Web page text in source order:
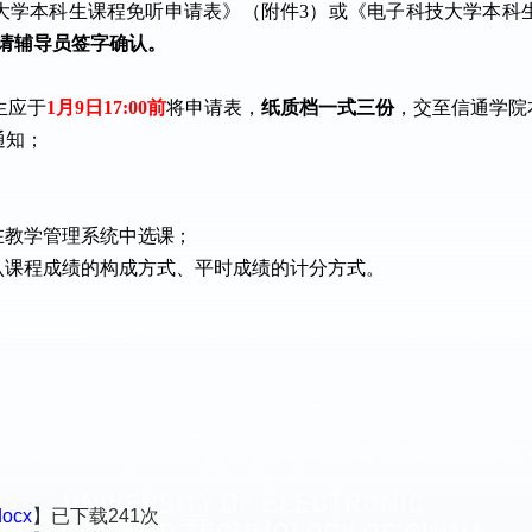
学本科生课程免听申请表》（附件3）或《电子科技大学本科
辅导员签字确认。
应于1月9日17:00前将申请表，纸质档一式三份，交至信通学
；
学管理系统中选课；
程成绩的构成方式、平时成绩的计分方式。
】已下载241次